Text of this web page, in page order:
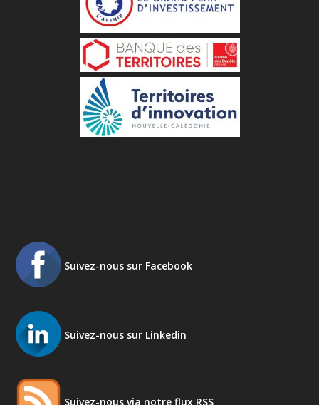
Suivez-nous sur Facebook
Suivez-nous sur Linkedin
Suivez-nous via notre flux RSS